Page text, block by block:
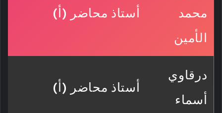
محمد
الأمين
أستاذ محاضر (أ)
درقاوي
أسماء
أستاذ محاضر (أ)